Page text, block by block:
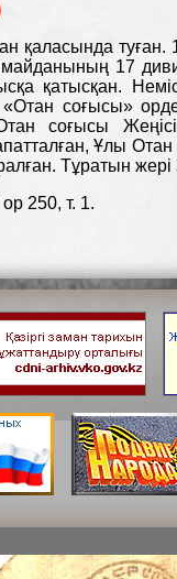
қаласында туған.
17
қатысқан.
«Отан соғысы»
соғысы
Ұлы Отан
Тұратын жері
250, т. 1.